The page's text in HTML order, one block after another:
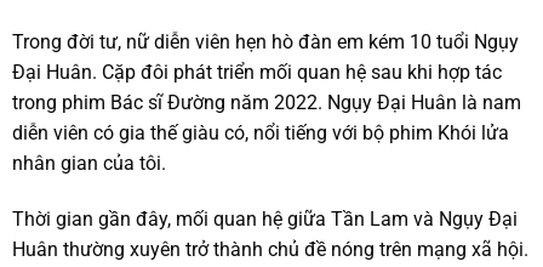
Trong đời tư, nữ diễn viên hẹn hò đàn em kém 10 tuổi Ngụy
Đại Huân. Cặp đôi phát triển mối quan hệ sau khi hợp tác
trong phim Bác sĩ Đường năm 2022. Ngụy Đại Huân là nam
diễn viên có gia thế giàu có, nổi tiếng với bộ phim Khói lửa
nhân gian của tôi.
Thời gian gần đây, mối quan hệ giữa Tần Lam và Ngụy Đại
Huân thường xuyên trở thành chủ đề nóng trên mạng xã hội.